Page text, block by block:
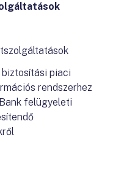
piaci
rendszerhez
felügyeleti